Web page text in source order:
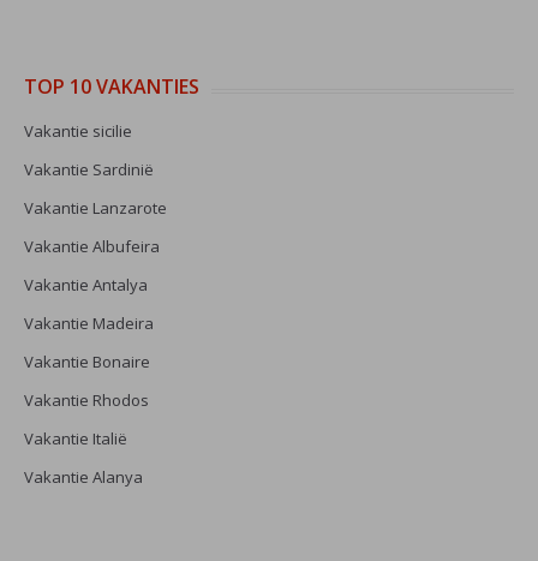
TOP 10 VAKANTIES
Vakantie sicilie
Vakantie Sardinië
Vakantie Lanzarote
Vakantie Albufeira
Vakantie Antalya
Vakantie Madeira
Vakantie Bonaire
Vakantie Rhodos
Vakantie Italië
Vakantie Alanya